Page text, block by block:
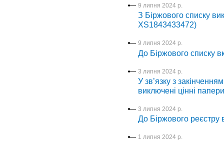
9 липня 2024 р.
З Біржового списку
XS1843433472)
9 липня 2024 р.
До Біржового списку
3 липня 2024 р.
У зв’язку з
виключені цінні папери
3 липня 2024 р.
До Біржового реєстру
1 липня 2024 р.